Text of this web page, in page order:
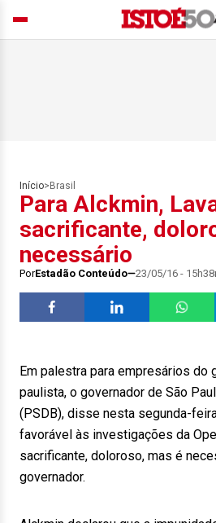
Início> Brasil
Para Alckmin,
sacrificante,
necessário
PorEstadão Conteúdo 23/05/16 -
Em palestra para empresários do
paulista, o governador de São
(PSDB), disse nesta segunda-
favorável às investigações da
sacrificante, doloroso, mas é
governador.